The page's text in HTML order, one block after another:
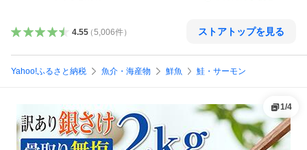
4.55（5,006件） ストアトップを見る
Yahoo!ふるさと納税 魚介・海産物 鮮魚 鮭・サーモン
1/4